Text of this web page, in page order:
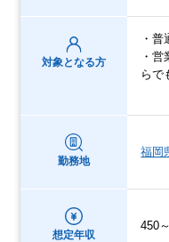
対象となる方
・
・
らで
勤務地
福岡
想定年収
450